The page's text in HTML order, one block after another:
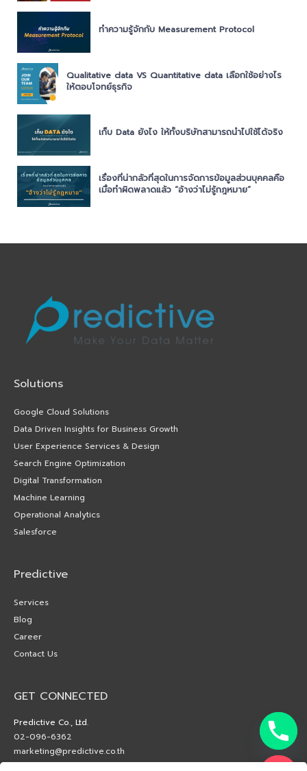
ทำความรู้จักกับ Measurement Protocol
Qualitative data VS Quantitative data เลือกใช้อย่างไร
ให้ตอบโจทย์ธุรกิจ
เก็บ Data ยังไง ให้ทั้งบริษัทสามารถนำไปใช้ได้จริง
เรื่องที่น่ากลัวที่สุดในการจัดการข้อมูลส่วนบุคคลคือ
เมื่อทำผิดพลาดแล้ว “อ้างว่าไม่รู้กฎหมาย”
Solutions
Google Cloud Solutions
Data Driven Insights for Business Growth
User Experience Services & Design
Search Engine Optimization
Digital Transformation
Machine Learning
Operational Analytics
Salesforce
Predictive
Services
Blog
Career
Contact Us
GET CONNECTED
Predictive Co., Ltd.
02-096-6362
marketing@predictive.co.th